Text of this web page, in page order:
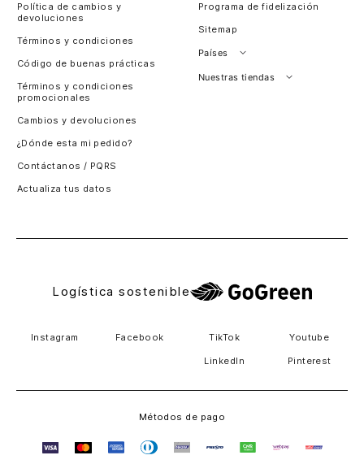
Política de cambios y
devoluciones
Términos y condiciones
Código de buenas prácticas
Términos y condiciones
promocionales
Cambios y devoluciones
¿Dónde esta mi pedido?
Contáctanos / PQRS
Actualiza tus datos
Programa de fidelización
Sitemap
Países
Perú
Nuestras tiendas
Logística sostenible
Instagram Facebook TikTok Youtube
LinkedIn Pinterest
Métodos de pago